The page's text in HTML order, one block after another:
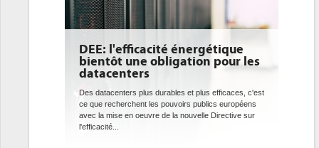
DEE: l'efficacité énergétique
bientôt une obligation pour les
datacenters
Des datacenters plus durables et plus efficaces, c'est
ce que recherchent les pouvoirs publics européens
avec la mise en oeuvre de la nouvelle Directive sur
l'efficacité...